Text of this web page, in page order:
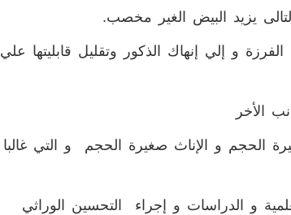
و إلي إنهاك الذكور وتقليل قابليتها علي
الحجم و الإناث صغيرة الحجم و التي غالبا
و الدراسات و إجراء التحسين الوراثي